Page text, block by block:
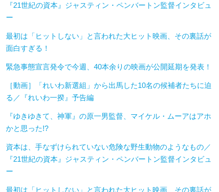
『21世紀の資本』ジャスティン・ペンバートン監督インタビュ
ー
最初は「ヒットしない」と言われた大ヒット映画、その裏話が
面白すぎる！
緊急事態宣言発令で今週、40本余りの映画が公開延期を発表！
［動画］「れいわ新選組」から出馬した10名の候補者たちに迫
る／『れいわ一揆』予告編
『ゆきゆきて、神軍』の原一男監督、マイケル・ムーアはアホ
かと思った!?
資本は、手なずけられていない危険な野生動物のようなもの／
『21世紀の資本』ジャスティン・ペンバートン監督インタビュ
ー
最初は「ヒットしない」と言われた大ヒット映画、その裏話が